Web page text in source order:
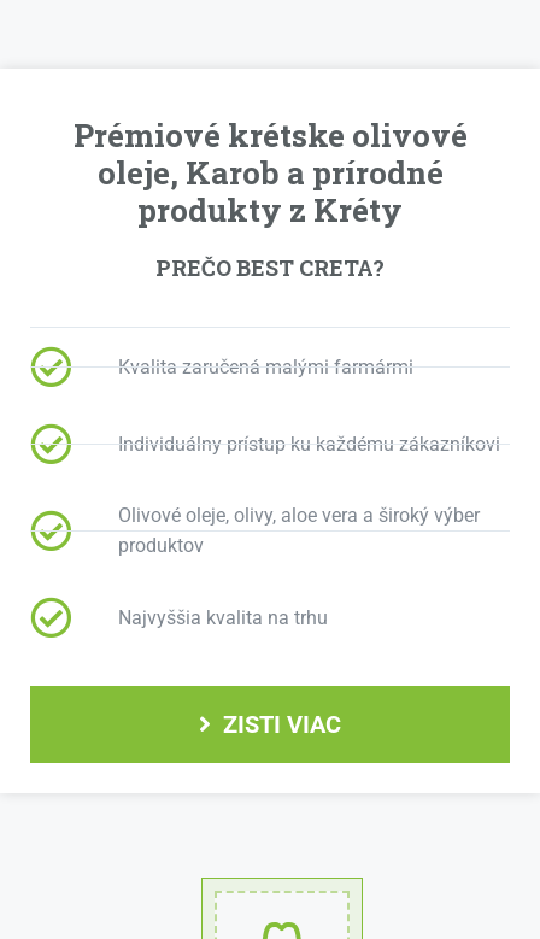
Prémiové krétske olivové
oleje, Karob a prírodné
produkty z Kréty
PREČO BEST CRETA?
Kvalita zaručená malými farmármi
Individuálny prístup ku každému zákazníkovi
Olivové oleje, olivy, aloe vera a široký výber
produktov
Najvyššia kvalita na trhu
ZISTI VIAC